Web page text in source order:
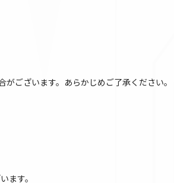
ございます。あらかじめご了承ください。
ます。